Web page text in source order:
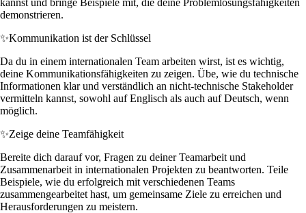
demonstrieren.
✨Kommunikation ist der Schlüssel
Da du in einem internationalen Team arbeiten wirst, ist es wichtig,
deine Kommunikationsfähigkeiten zu zeigen. Übe, wie du technische
Informationen klar und verständlich an nicht-technische Stakeholder
vermitteln kannst, sowohl auf Englisch als auch auf Deutsch, wenn
möglich.
✨Zeige deine Teamfähigkeit
Bereite dich darauf vor, Fragen zu deiner Teamarbeit und
Zusammenarbeit in internationalen Projekten zu beantworten. Teile
Beispiele, wie du erfolgreich mit verschiedenen Teams
zusammengearbeitet hast, um gemeinsame Ziele zu erreichen und
Herausforderungen zu meistern.